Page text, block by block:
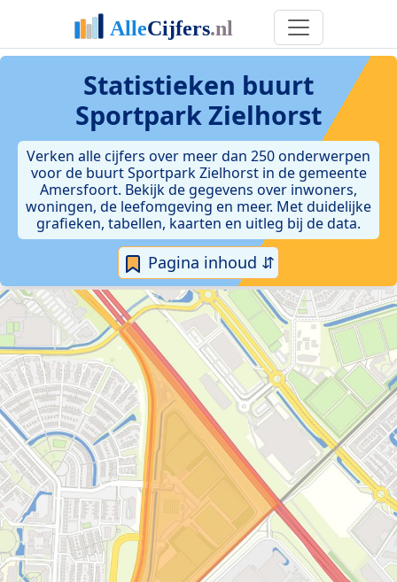
Statistieken buurt
Sportpark Zielhorst
Verken alle cijfers over meer dan 250 onderwerpen
voor de buurt Sportpark Zielhorst in de gemeente
Amersfoort. Bekijk de gegevens over inwoners,
woningen, de leefomgeving en meer. Met duidelijke
grafieken, tabellen, kaarten en uitleg bij de data.
Pagina inhoud ⇵